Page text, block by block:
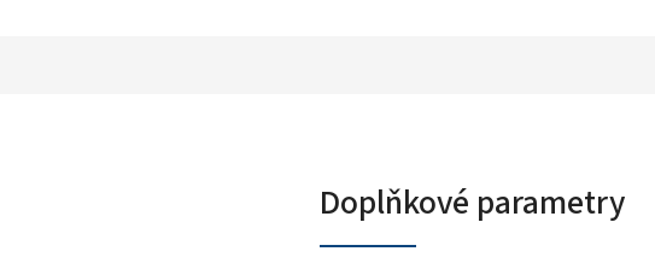
Doplňkové parametry